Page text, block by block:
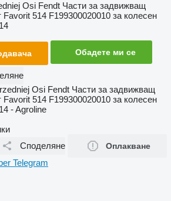
Osi Fendt Части за задвижващ
514 F199300020010 за колесен
Обадете ми се
Споделяне Оплакване
Telegram